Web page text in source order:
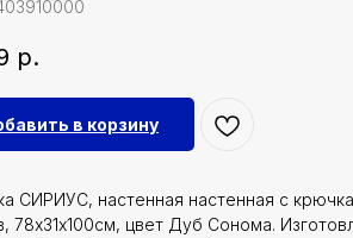
р.
в корзину
СИРИУС, настенная настенная с
78х31х100см, цвет Дуб Сонома.